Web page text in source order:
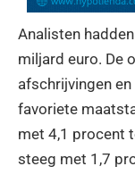
Analisten
miljard euro. De
afschrijvingen en
favoriete
met 4,1 procent
steeg met 1,7